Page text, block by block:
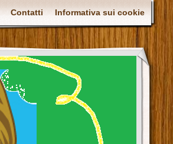
Contatti Informativa sui cookie